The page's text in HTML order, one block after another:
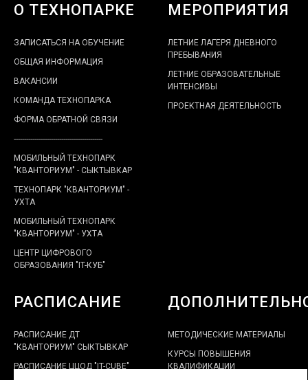
О ТЕХНОПАРКЕ
ЗАПИСАТЬСЯ НА ОБУЧЕНИЕ
ОБЩАЯ ИНФОРМАЦИЯ
ВАКАНСИИ
КОМАНДА ТЕХНОПАРКА
ФОРМА ОБРАТНОЙ СВЯЗИ
-------------------------------------------
МОБИЛЬНЫЙ ТЕХНОПАРК
"КВАНТОРИУМ" - СЫКТЫВКАР
ТЕХНОПАРК "КВАНТОРИУМ" -
УХТА
МОБИЛЬНЫЙ ТЕХНОПАРК
"КВАНТОРИУМ" - УХТА
ЦЕНТР ЦИФРОВОГО
ОБРАЗОВАНИЯ "IT-КУБ"
МЕРОПРИЯТИЯ
ЛЕТНИЕ ЛАГЕРЯ ДНЕВНОГО
ПРЕБЫВАНИЯ
ЛЕТНИЕ ОБРАЗОВАТЕЛЬНЫЕ
ИНТЕНСИВЫ
ПРОЕКТНАЯ ДЕЯТЕЛЬНОСТЬ
РАСПИСАНИЕ
РАСПИСАНИЕ ДТ
"КВАНТОРИУМ" СЫКТЫВКАР
РАСПИСАНИЕ ЦЦОД "IT-CUBE"
МЕТОДИЧЕСКИЕ МАТЕРИАЛЫ
КУРСЫ ПОВЫШЕНИЯ
КВАЛИФИКАЦИИ